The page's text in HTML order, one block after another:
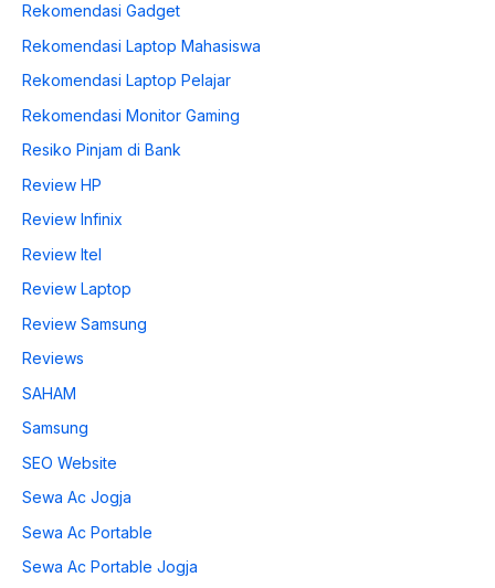
Rekomendasi Gadget
Rekomendasi Laptop Mahasiswa
Rekomendasi Laptop Pelajar
Rekomendasi Monitor Gaming
Resiko Pinjam di Bank
Review HP
Review Infinix
Review Itel
Review Laptop
Review Samsung
Reviews
SAHAM
Samsung
SEO Website
Sewa Ac Jogja
Sewa Ac Portable
Sewa Ac Portable Jogja